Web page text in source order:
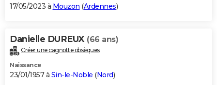
17/05/2023 à Mouzon (Ardennes)
Danielle DUREUX (66 ans)
Créer une cagnotte obsèques
Naissance
23/01/1957 à Sin-le-Noble (Nord)